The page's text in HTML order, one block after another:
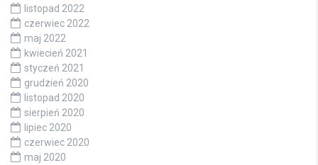
listopad 2022
czerwiec 2022
maj 2022
kwiecień 2021
styczeń 2021
grudzień 2020
listopad 2020
sierpień 2020
lipiec 2020
czerwiec 2020
maj 2020